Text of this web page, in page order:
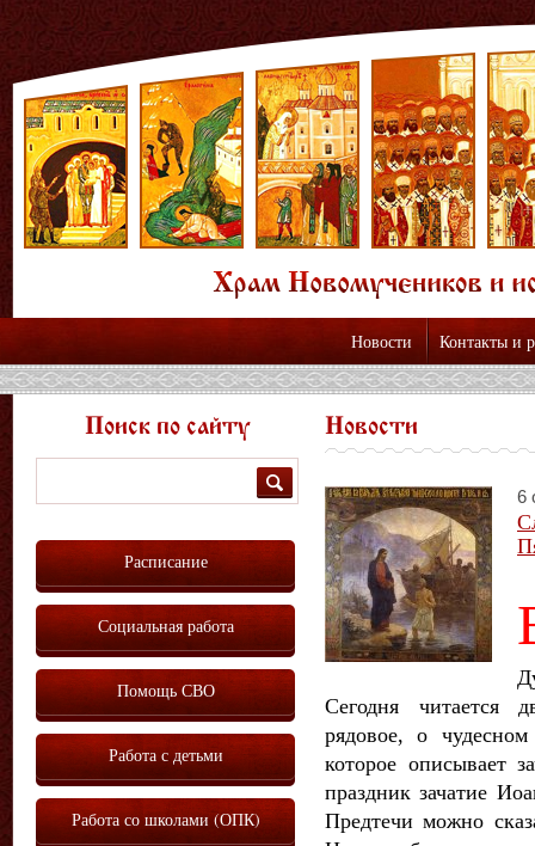
Новости Контакты и
Новости
6
Сегодня читается
рядовое, о
которое описывает
праздник зачатие
Предтечи можно
Поиск по сайту
Расписание
Социальная работа
Помощь СВО
Работа с детьми
Работа со школами (ОПК)